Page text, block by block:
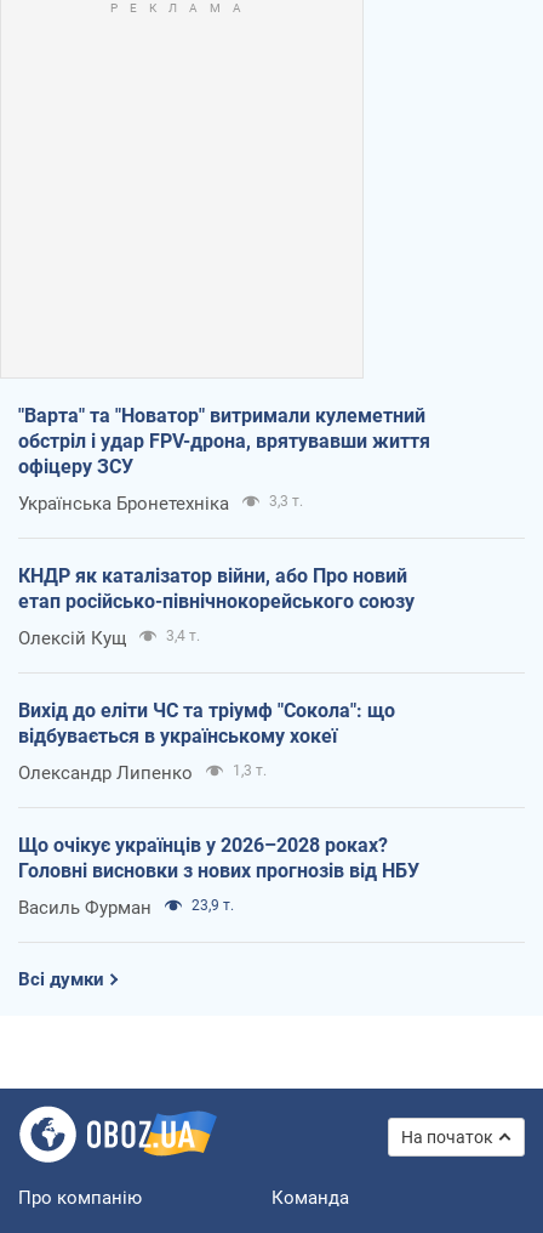
"Варта" та "Новатор" витримали кулеметний
обстріл і удар FPV-дрона, врятувавши життя
офіцеру ЗСУ
Українська Бронетехніка 3,3 т.
КНДР як каталізатор війни, або Про новий
етап російсько-північнокорейського союзу
Олексій Кущ 3,4 т.
Вихід до еліти ЧС та тріумф "Сокола": що
відбувається в українському хокеї
Олександр Липенко 1,3 т.
Що очікує українців у 2026–2028 роках?
Головні висновки з нових прогнозів від НБУ
Василь Фурман 23,9 т.
Всі думки
На початок
Про компанію Команда